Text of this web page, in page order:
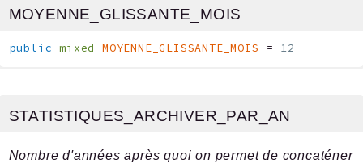
MOYENNE_GLISSANTE_MOIS
public mixed MOYENNE_GLISSANTE_MOIS = 12
STATISTIQUES_ARCHIVER_PAR_AN
Nombre d'années après quoi on permet de concaténer